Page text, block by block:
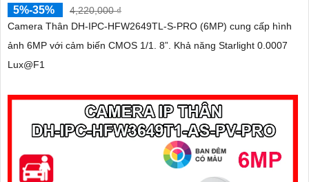
5%-35%
4,220,000 ₫
Camera Thân DH-IPC-HFW2649TL-S-PRO (6MP) cung cấp hình
ảnh 6MP với cảm biến CMOS 1/1. 8”. Khả năng Starlight 0.0007
Lux@F1